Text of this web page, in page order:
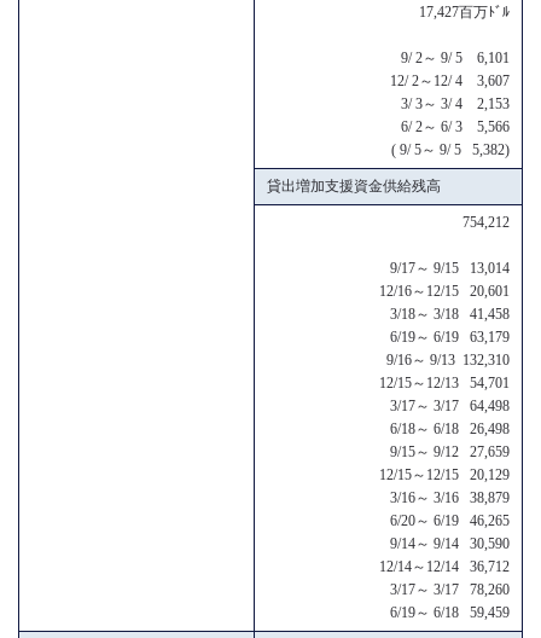
17,427百万ﾄﾞﾙ
9/ 2～ 9/ 5 6,101
12/ 2～12/ 4 3,607
3/ 3～ 3/ 4 2,153
6/ 2～ 6/ 3 5,566
( 9/ 5～ 9/ 5 5,382)
貸出増加支援資金供給残高
754,212
9/17～ 9/15 13,014
12/16～12/15 20,601
3/18～ 3/18 41,458
6/19～ 6/19 63,179
9/16～ 9/13 132,310
12/15～12/13 54,701
3/17～ 3/17 64,498
6/18～ 6/18 26,498
9/15～ 9/12 27,659
12/15～12/15 20,129
3/16～ 3/16 38,879
6/20～ 6/19 46,265
9/14～ 9/14 30,590
12/14～12/14 36,712
3/17～ 3/17 78,260
6/19～ 6/18 59,459